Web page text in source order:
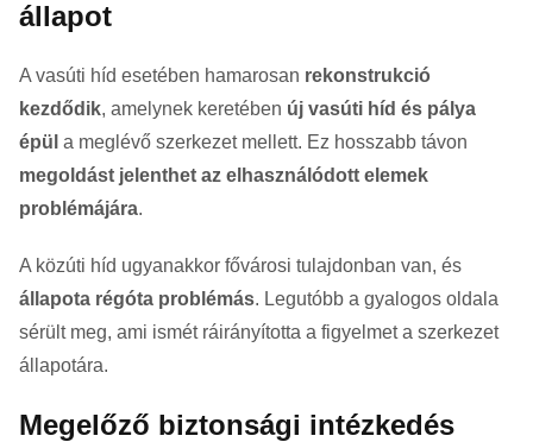
állapot
A vasúti híd esetében hamarosan rekonstrukció
kezdődik, amelynek keretében új vasúti híd és pálya
épül a meglévő szerkezet mellett. Ez hosszabb távon
megoldást jelenthet az elhasználódott elemek
problémájára.
A közúti híd ugyanakkor fővárosi tulajdonban van, és
állapota régóta problémás. Legutóbb a gyalogos oldala
sérült meg, ami ismét ráirányította a figyelmet a szerkezet
állapotára.
Megelőző biztonsági intézkedés